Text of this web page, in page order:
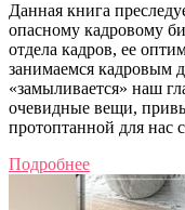
Данная книга
опасному кадровому
отдела кадров, ее
занимаемся кадровым
«замыливается» наш
очевидные вещи,
протоптанной для нас
Подробнее